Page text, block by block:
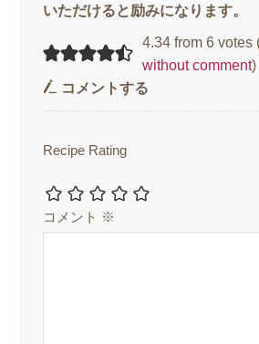
4.34 from 6 votes
without comment)
コメントする
Recipe Rating
コメント ※